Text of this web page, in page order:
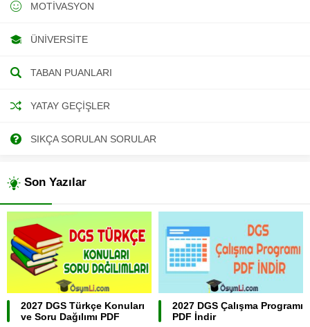
MOTIVASYON
ÜNIVERSITE
TABAN PUANLARI
YATAY GEÇIŞLER
SIKÇA SORULAN SORULAR
Son Yazılar
2027 DGS Türkçe Konuları
ve Soru Dağılımı PDF
2027 DGS Çalışma Programı
PDF İndir